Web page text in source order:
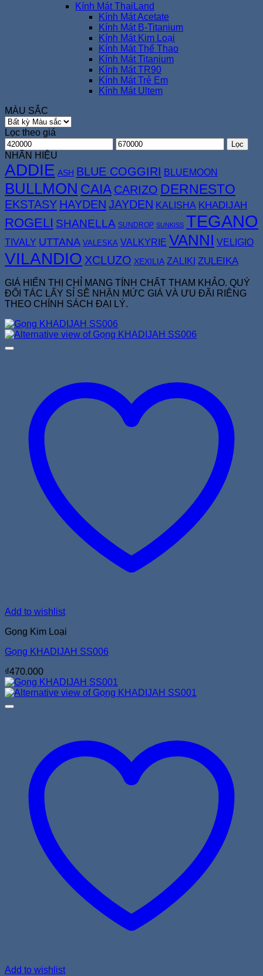
Kính Mát ThaiLand
Kính Mát Acetate
Kính Mát B-Titanium
Kính Mát Kim Loại
Kính Mát Thể Thao
Kính Mát Titanium
Kính Mát TR90
Kính Mát Trẻ Em
Kính Mát Ultem
MÀU SẮC
Lọc theo giá
Giá
tối
thiểu
Giá
tối
Lọc
NHÃN HIỆU
ADDIE ASH BLUE COGGIRI BLUEMOON
BULLMON CAIA CARIZO DERNESTO
EKSTASY HAYDEN JAYDEN KALISHA KHADIJAH
ROGELI SHANELLA SUNDROP SUNKISS TEGANO
TIVALY UTTANA VALESKA VALKYRIE VANNI VELIGIO
VILANDIO XCLUZO XEXILIA ZALIKI ZULEIKA
GIÁ HIỂN THỊ CHỈ MANG TÍNH CHẤT THAM KHẢO. QUÝ
ĐỐI TÁC LẤY SỈ SẼ NHẬN MỨC GIÁ VÀ ƯU ĐÃI RIÊNG
THEO CHÍNH SÁCH ĐẠI LÝ.
Add to wishlist
Gọng Kim Loại
Gọng KHADIJAH SS006
₫470.000
Add to wishlist